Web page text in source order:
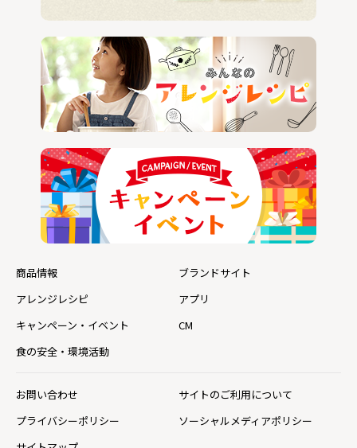
商品情報
ブランドサイト
アレンジレシピ
アプリ
キャンペーン・イベント
CM
食の安全・環境活動
お問い合わせ
サイトのご利用について
プライバシーポリシー
ソーシャルメディアポリシー